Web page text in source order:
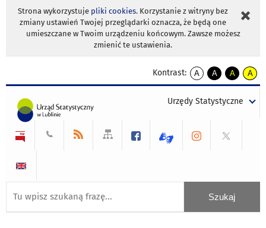
Strona wykorzystuje pliki cookies. Korzystanie z witryny bez
zmiany ustawień Twojej przeglądarki oznacza, że będą one
umieszczane w Twoim urządzeniu końcowym. Zawsze możesz
zmienić te ustawienia.
Kontrast:
A
kontrast
A
kontrast
tekst
czarnym
A
kontrast
tekst
czarnym
A
tekst
żółtym
Urzędy Statystyczne